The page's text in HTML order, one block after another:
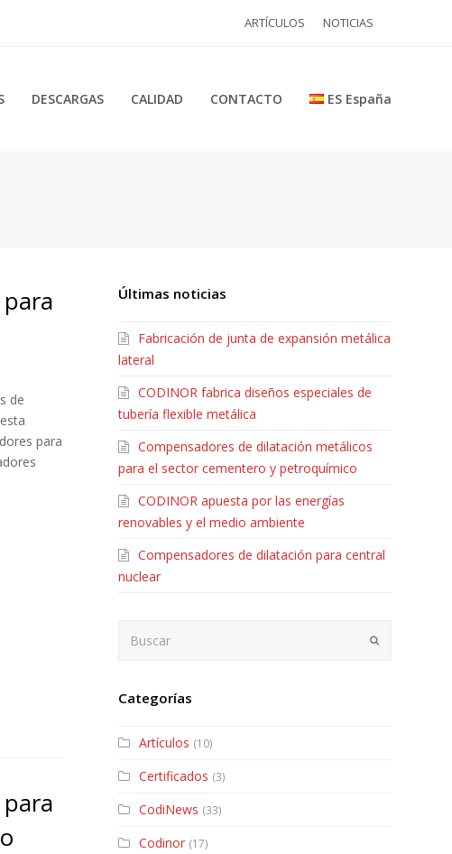
ARTÍCULOS NOTICIAS
DESCARGAS CALIDAD CONTACTO ES España
de
para
Últimas noticias
Fabricación de junta de expansión metálica
lateral
CODINOR fabrica diseños especiales de
tubería flexible metálica
Compensadores de dilatación metálicos
para el sector cementero y petroquímico
CODINOR apuesta por las energías
renovables y el medio ambiente
Compensadores de dilatación para central
nuclear
Enviar
Categorías
Artículos (10)
Certificados (3)
CodiNews (33)
Codinor (17)